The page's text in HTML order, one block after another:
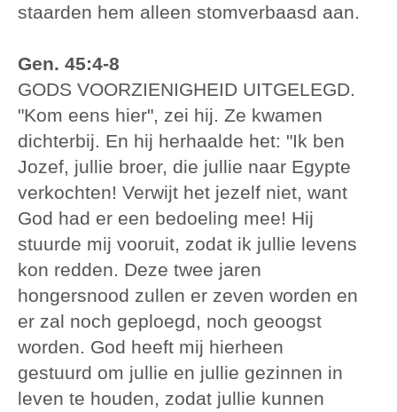
staarden hem alleen stomverbaasd aan.
Gen. 45:4-8
GODS VOORZIENIGHEID UITGELEGD.
"Kom eens hier", zei hij. Ze kwamen
dichterbij. En hij herhaalde het: "Ik ben
Jozef, jullie broer, die jullie naar Egypte
verkochten! Verwijt het jezelf niet, want
God had er een bedoeling mee! Hij
stuurde mij vooruit, zodat ik jullie levens
kon redden. Deze twee jaren
hongersnood zullen er zeven worden en
er zal noch geploegd, noch geoogst
worden. God heeft mij hierheen
gestuurd om jullie en jullie gezinnen in
leven te houden, zodat jullie kunnen